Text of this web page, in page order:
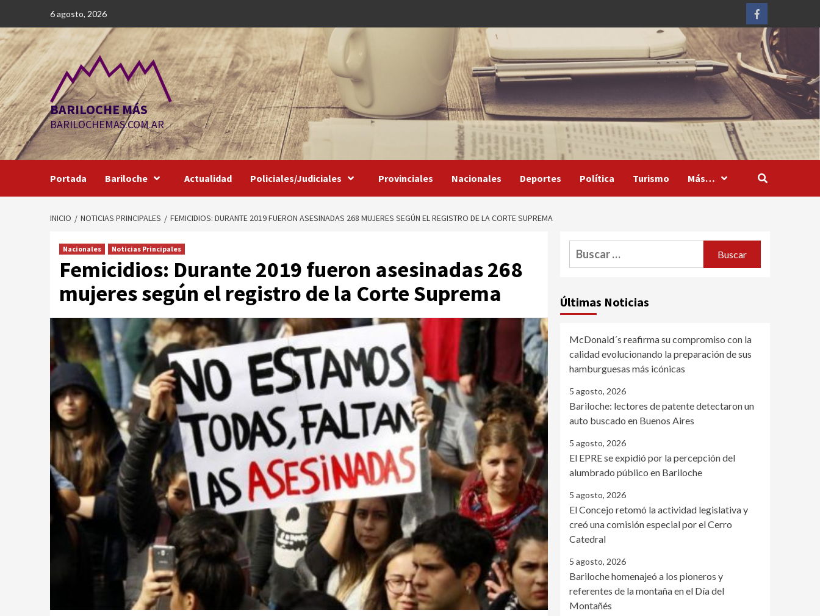
contenido
6 agosto, 2026
Facebook
BARILOCHE MÁS
BARILOCHEMAS.COM.AR
Portada Bariloche Actualidad Policiales/Judiciales Provinciales Nacionales Deportes Política Turismo Más…
INICIO NOTICIAS PRINCIPALES FEMICIDIOS: DURANTE 2019 FUERON ASESINADAS 268 MUJERES SEGÚN EL REGISTRO DE LA CORTE SUPREMA
Nacionales Noticias Principales
Femicidios: Durante 2019 fueron asesinadas 268
mujeres según el registro de la Corte Suprema
Buscar:
Últimas Noticias
McDonald´s reafirma su compromiso con la
calidad evolucionando la preparación de sus
hamburguesas más icónicas
5 agosto, 2026
Bariloche: lectores de patente detectaron un
auto buscado en Buenos Aires
5 agosto, 2026
El EPRE se expidió por la percepción del
alumbrado público en Bariloche
5 agosto, 2026
El Concejo retomó la actividad legislativa y
creó una comisión especial por el Cerro
Catedral
5 agosto, 2026
Bariloche homenajeó a los pioneros y
referentes de la montaña en el Día del
Montañés